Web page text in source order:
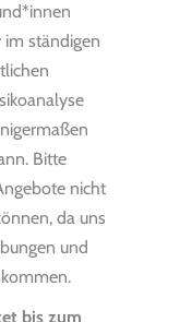
im ständigen
Bitte
nicht
da uns
und
bis zum